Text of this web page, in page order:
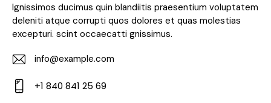
Ignissimos ducimus quin blandiitis praesentium voluptatem
deleniti atque corrupti quos dolores et quas molestias
excepturi. scint occaecatti gnissimus.
E-
m
info@example.com
+1 840 841 25 69